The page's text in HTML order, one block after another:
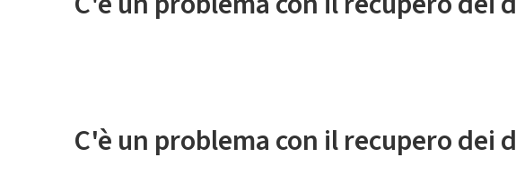
C'è un problema con il recupero dei